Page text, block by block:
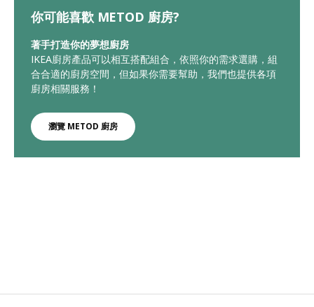
你可能喜歡 METOD 廚房?
著手打造你的夢想廚房
IKEA廚房產品可以相互搭配組合，依照你的需求選購，組
合合適的廚房空間，但如果你需要幫助，我們也提供各項
廚房相關服務！
瀏覽 METOD 廚房